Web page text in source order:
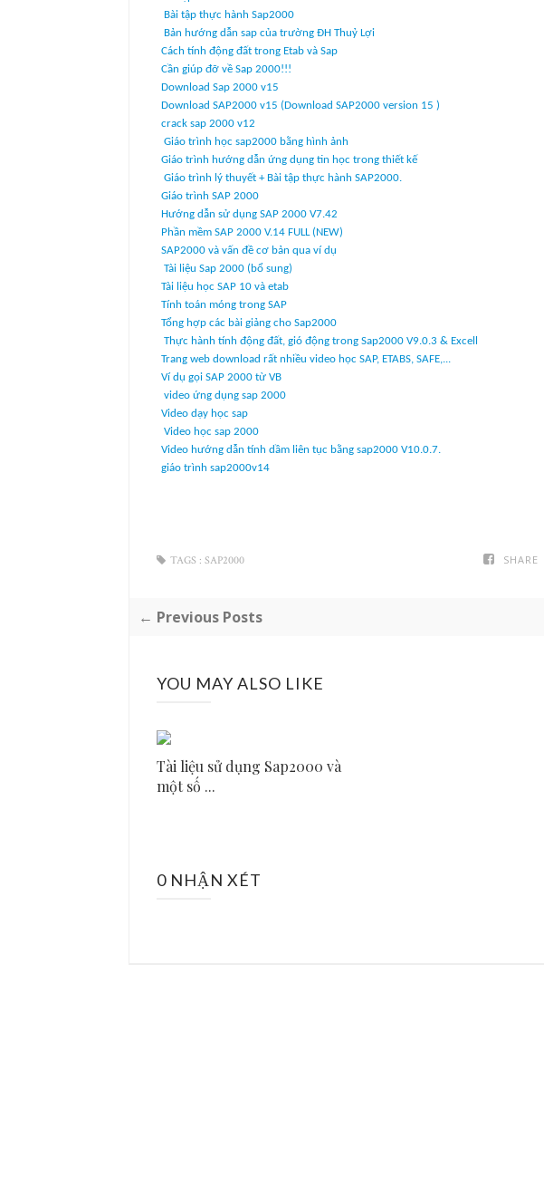
Bài tập thực hành Sap2000
Bản hướng dẫn sap của trường ĐH Thuỷ Lợi
Cách tính động đất trong Etab và Sap
Cần giúp đỡ về Sap 2000!!!
Download Sap 2000 v15
Download SAP2000 v15 (Download SAP2000 version 15 )
crack sap 2000 v12
Giáo trình học sap2000 bằng hình ảnh
Giáo trình hướng dẫn ứng dụng tin học trong thiết kế
Giáo trình lý thuyết + Bài tập thực hành SAP2000.
Giáo trình SAP 2000
Hướng dẫn sử dụng SAP 2000 V7.42
Phần mềm SAP 2000 V.14 FULL (NEW)
SAP2000 và vấn đề cơ bản qua ví dụ
Tài liệu Sap 2000 (bổ sung)
Tài liệu học SAP 10 và etab
Tính toán móng trong SAP
Tổng hợp các bài giảng cho Sap2000
Thực hành tính động đất, gió động trong Sap2000 V9.0.3 & Excell
Trang web download rất nhiều video học SAP, ETABS, SAFE,...
Ví dụ gọi SAP 2000 từ VB
video ứng dụng sap 2000
Video dạy học sap
Video học sap 2000
Video hướng dẫn tính dầm liên tục bằng sap2000 V10.0.7.
giáo trình sap2000v14
SHARE
TAGS : SAP2000
← Previous Posts
YOU MAY ALSO LIKE
Tài liệu sử dụng Sap2000 và
một số ...
0 NHẬN XÉT